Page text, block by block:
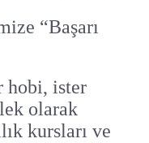
“Başarı
hobi, ister
olarak
kursları ve